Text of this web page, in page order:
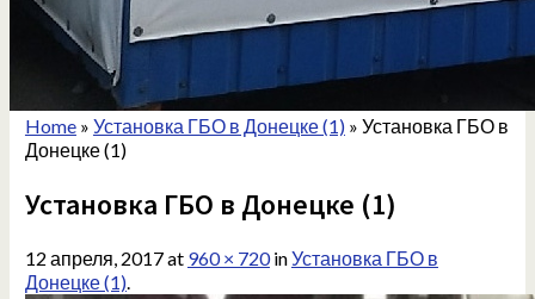
Home» Установка ГБО в Донецке (1)» Установка ГБО в
Донецке (1)
Установка ГБО в Донецке (1)
12 апреля, 2017at 960 × 720inУстановка ГБО в
Донецке (1).